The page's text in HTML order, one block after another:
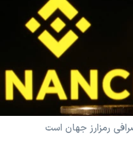
آمریکا ۲۰۲۴
به اسرائیل
آزادی
رمزارز جهان است